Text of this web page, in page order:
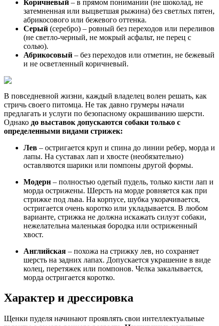
Коричневый – в прямом понимании (не шоколад, не
затемненная или выцветшая рыжина) без светлых пятен,
абрикосового или бежевого оттенка.
Серый (серебро) – ровный без переходов или переливов
(не светло-черный, не мокрый асфальт, не перец с
солью).
Абрикосовый – без переходов или отметин, не бежевый
и не осветленный коричневый.
В повседневной жизни, каждый владелец волен решать, как
стричь своего питомца. Не так давно грумеры начали
предлагать и услуги по безопасному окрашиванию шерсти.
Однако до выставок допускаются собаки только с
определенными видами стрижек:
Лев – остригается круп и спина до линии ребер, морда и
лапы. На суставах лап и хвосте (необязательно)
оставляются шарики или помпоны другой формы.
Модерн – полностью одетый пудель, только кисти лап и
морда острижены. Шерсть на морде ровняется как при
стрижке под льва. На корпусе, шубка укорачивается,
остригается очень коротко или укладывается. В любом
варианте, стрижка не должна искажать силуэт собаки,
нежелательна маленькая бородка или остриженный
хвост.
Английская – похожа на стрижку лев, но сохраняет
шерсть на задних лапах. Допускается украшение в виде
колец, перетяжек или помпонов. Челка закалывается,
морда остригается коротко.
Характер и дрессировка
Щенки пуделя начинают проявлять свои интеллектуальные